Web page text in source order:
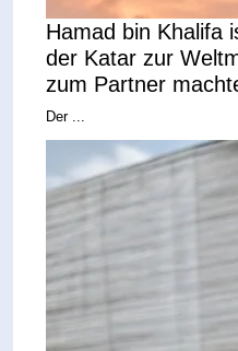
Hamad bin Khalifa
der Katar zur
zum Partner
Der ...